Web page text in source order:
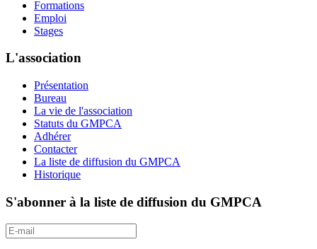
Formations
Emploi
Stages
L'association
Présentation
Bureau
La vie de l'association
Statuts du GMPCA
Adhérer
Contacter
La liste de diffusion du GMPCA
Historique
S'abonner à la liste de diffusion du GMPCA